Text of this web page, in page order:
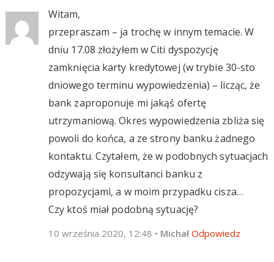
Witam,
przepraszam – ja trochę w innym temacie. W
dniu 17.08 złożyłem w Citi dyspozycję
zamknięcia karty kredytowej (w trybie 30-sto
dniowego terminu wypowiedzenia) – licząc, że
bank zaproponuje mi jakąś ofertę
utrzymaniową. Okres wypowiedzenia zbliża się
powoli do końca, a ze strony banku żadnego
kontaktu. Czytałem, że w podobnych sytuacjach
odzywają się konsultanci banku z
propozycjami, a w moim przypadku cisza…
Czy ktoś miał podobną sytuację?
10 września 2020, 12:48 • Michał Odpowiedz